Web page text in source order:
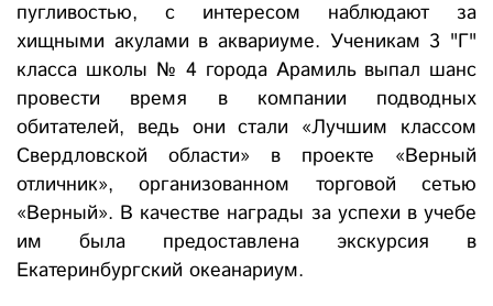
пугливостью, с интересом наблюдают за
хищными акулами в аквариуме. Ученикам 3 "Г"
класса школы № 4 города Арамиль выпал шанс
провести время в компании подводных
обитателей, ведь они стали «Лучшим классом
Свердловской области» в проекте «Верный
отличник», организованном торговой сетью
«Верный». В качестве награды за успехи в учебе
им была предоставлена экскурсия в
Екатеринбургский океанариум.